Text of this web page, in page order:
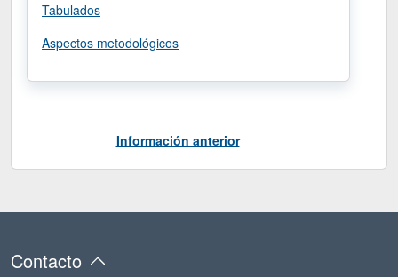
Tabulados
Aspectos metodológicos
Información anterior
Contacto